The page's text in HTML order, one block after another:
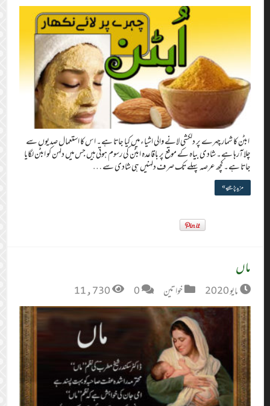
ابٹن کا شمار چہرے پر دلکشی لانے والی اشیاء میں کیا جاتا ہے۔ اس کا استعمال صدیوں سے
چلا آرہا ہے۔ شادی بیاہ کے موقع پر باقاعدہ ابٹن کی رسوم ہوتی ہیں جس میں دلہن کو ابٹن لگایا
جاتا ہے۔ کچھ عرصہ پہلے تک صرف دلہنیں ہی شادی سے …
مزید پڑھیے »
ماں
مايو 2020 خواتین 0
11,730